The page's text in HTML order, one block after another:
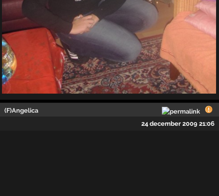
(F)Angelica
24 december 2009 21:06